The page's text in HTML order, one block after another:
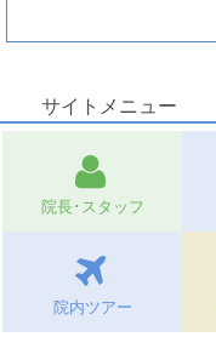
サイトメニュー
院長･スタッフ
院内ツアー